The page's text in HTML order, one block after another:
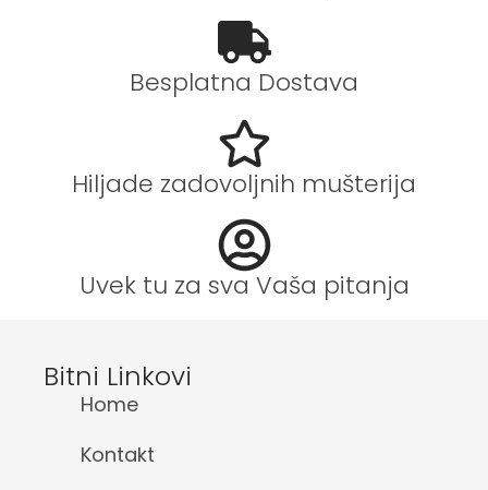
Besplatna Dostava
Hiljade zadovoljnih mušterija
Uvek tu za sva Vaša pitanja
Bitni Linkovi
Home
Kontakt